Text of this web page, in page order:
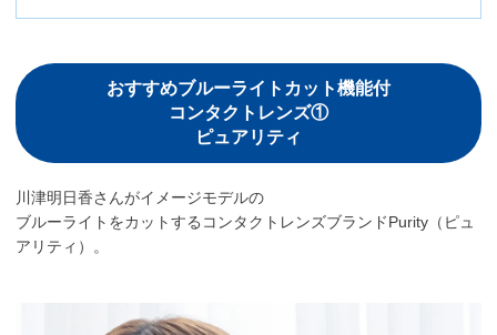
おすすめブルーライトカット機能付
コンタクトレンズ①
ピュアリティ
川津明日香さんがイメージモデルの
ブルーライトをカットするコンタクトレンズブランドPurity（ピュ
アリティ）。